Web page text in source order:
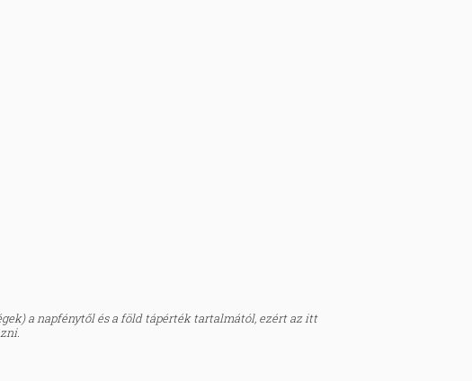
a napfénytől és a föld tápérték tartalmától, ezért az itt